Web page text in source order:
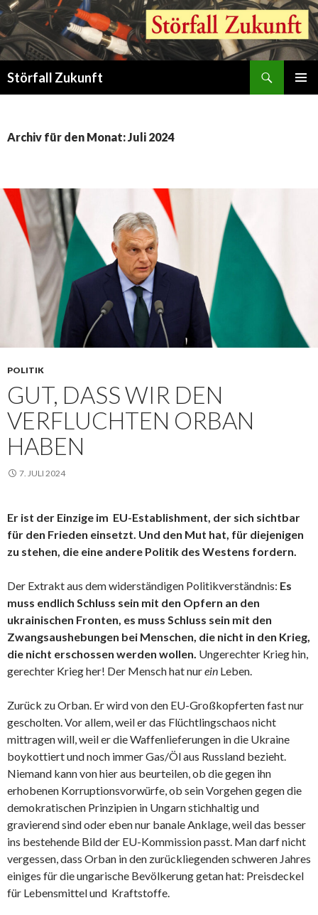
Störfall Zukunft
Archiv für den Monat: Juli 2024
POLITIK
GUT, DASS WIR DEN
VERFLUCHTEN ORBAN
HABEN
7. JULI 2024
Er ist der Einzige im EU-Establishment, der sich sichtbar
für den Frieden einsetzt. Und den Mut hat, für diejenigen
zu stehen, die eine andere Politik des Westens fordern.
Der Extrakt aus dem widerständigen Politikverständnis: Es
muss endlich Schluss sein mit den Opfern an den
ukrainischen Fronten, es muss Schluss sein mit den
Zwangsaushebungen bei Menschen, die nicht in den Krieg,
die nicht erschossen werden wollen. Ungerechter Krieg hin,
gerechter Krieg her! Der Mensch hat nurein Leben.
Zurück zu Orban. Er wird von den EU-Großkopferten fast nur
gescholten. Vor allem, weil er das Flüchtlingschaos nicht
mittragen will, weil er die Waffenlieferungen in die Ukraine
boykottiert und noch immer Gas/Öl aus Russland bezieht.
Niemand kann von hier aus beurteilen, ob die gegen ihn
erhobenen Korruptionsvorwürfe, ob sein Vorgehen gegen die
demokratischen Prinzipien in Ungarn stichhaltig und
gravierend sind oder eben nur banale Anklage, weil das besser
ins bestehende Bild der EU-Kommission passt. Man darf nicht
vergessen, dass Orban in den zurückliegenden schweren Jahres
einiges für die ungarische Bevölkerung getan hat: Preisdeckel
für Lebensmittel und Kraftstoffe.